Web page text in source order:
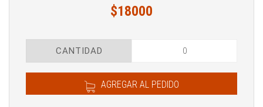
$18000
CANTIDAD
AGREGAR AL PEDIDO